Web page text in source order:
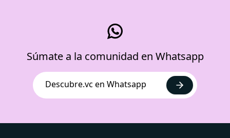
Súmate a la comunidad en Whatsapp
Descubre.vc en Whatsapp